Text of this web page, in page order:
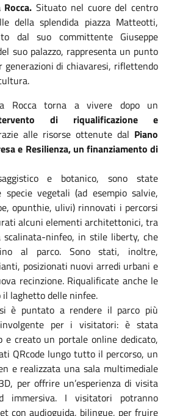
Situato nel cuore del centro
della splendida piazza Matteotti,
dal suo committente Giuseppe
suo palazzo, rappresenta un punto
di chiavaresi, riflettendo
Rocca torna a vivere dopo un
di riqualificazione e
alle risorse ottenute dal Piano
e Resilienza, un finanziamento di
e botanico, sono state
vegetali (ad esempio salvie,
opunthie, ulivi) rinnovati i percorsi
alcuni elementi architettonici, tra
ninfeo, in stile liberty, che
al parco. Sono stati, inoltre,
posizionati nuovi arredi urbani e
recinzione. Riqualificate anche le
laghetto delle ninfee.
è puntato a rendere il parco più
per i visitatori: è stata
e creato un portale online dedicato,
QRcode lungo tutto il percorso, un
e realizzata una sala multimediale
per offrire un’esperienza di visita
immersiva. I visitatori potranno
con audioguida, bilingue, per fruire